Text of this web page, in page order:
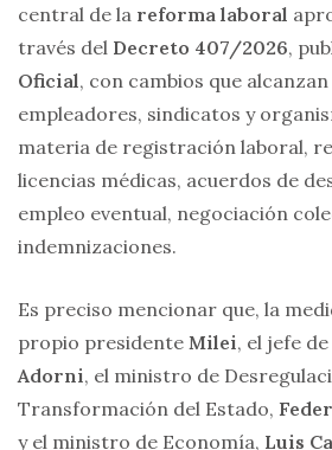
central de la reforma laboral
través del Decreto 407/2026,
Oficial, con cambios que
empleadores, sindicatos y
materia de registración laboral,
licencias médicas, acuerdos de
empleo eventual, negociación
indemnizaciones.
Es preciso mencionar que, la
propio presidente Milei, el jefe
Adorni, el ministro de
Transformación del Estado,
y el ministro de Economía, Luis